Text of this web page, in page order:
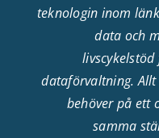
teknologin inom
data och
livscykelstöd
dataförvaltning. Allt
behöver på ett
samma